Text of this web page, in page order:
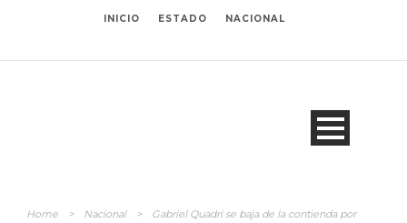
INICIO ESTADO NACIONAL
Home > Nacional >
Gabriel Quadri se baja de la contienda por